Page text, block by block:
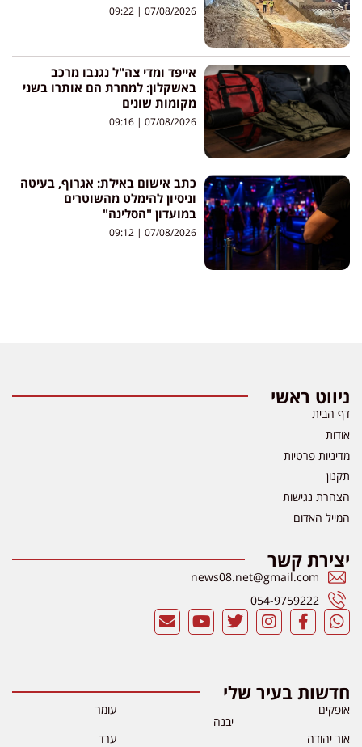
07/08/2026
אייפד ומדי צה"ל נגנבו מרכב
באשקלון: למחרת הם אותרו בשני
מקומות שונים
07/08/2026
כתב אישום באילת: אגרוף, בעיטה
וניסיון להימלט מהשוטרים
במועדון "הסלינה"
07/08/2026
ניווט ראשי
דף הבית
אודות
מדיניות פרטיות
תקנון
הצהרת נגישות
המייל האדום
יצירת קשר
news08.net@gmail.com
054-9759222
חדשות בעיר שלי
אופקים
אור יהודה
יבנה
עומר
ערד